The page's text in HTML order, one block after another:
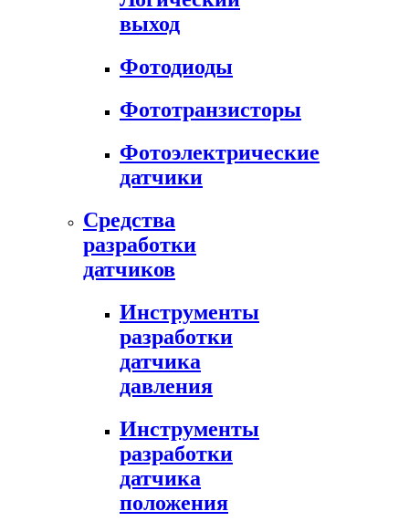
выход
Фотодиоды
Фототранзисторы
Фотоэлектрические
датчики
Средства
разработки
датчиков
Инструменты
разработки
датчика
давления
Инструменты
разработки
датчика
положения